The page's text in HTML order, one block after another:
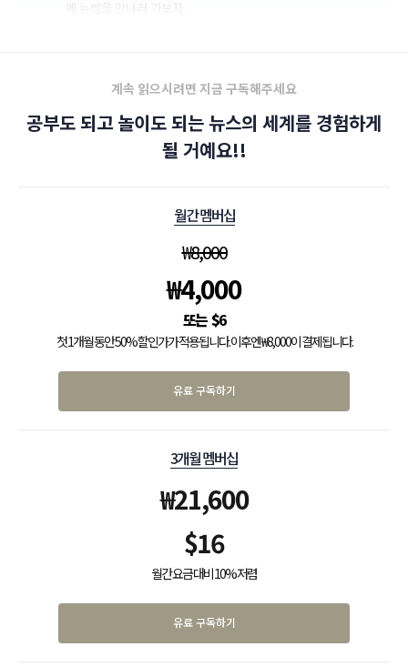
계속 읽으시려면 지금 구독해주세요
공부도 되고 놀이도 되는 뉴스의 세계를 경험하게
될 거예요!!
월간 멤버십
₩8,000
₩4,000
$6
첫 1개월 동안 50% 할인가가 적용됩니다. 이후엔 ₩8,000이 결제됩니다.
유료 구독하기
3개월 멤버십
₩21,600
$16
월간 요금 대비 10% 저렴
유료 구독하기